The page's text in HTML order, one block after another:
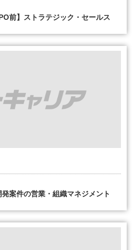
前】ストラテジック・セールス
案件の営業・組織マネジメント